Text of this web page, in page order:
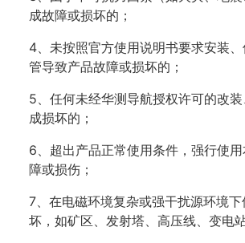
成故障或损坏的；
4、未按照官方使用说明书要求安装
管导致产品故障或损坏的；
5、任何未经华测导航授权许可的改
成损坏的；
6、超出产品正常使用条件，强行使
障或损伤；
7、在电磁环境复杂或强干扰源环境
坏，如矿区、发射塔、高压线、变电